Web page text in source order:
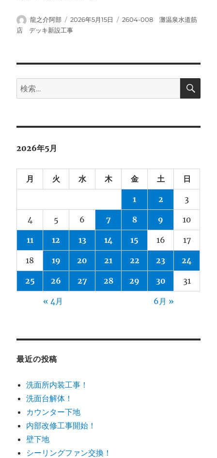
投
稿
龍之介阿部
投
稿
2026年5月15日
カ
2604-008 灘温泉水道筋
店 デッキ新設工事
検
索:
検
2026年5月
月 火 水 木 金 土 日
1 2 3
4 5 6 7 8 9 10
11 12 13 14 15 16 17
18 19 20 21 22 23 24
25 26 27 28 29 30 31
« 4月 6月 »
最近の投稿
洗面所内装工事！
洗面台解体！
カウンター下地
内部改修工事開始！
壁下地
シーリングファン交換！